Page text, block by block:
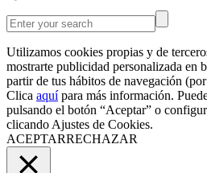
Utilizamos cookies propias y de
mostrarte publicidad personalizada en
partir de tus hábitos de navegación
Clica aquípara más información.
pulsando el botón “Aceptar” o
clicando Ajustes de Cookies.
ACEPTARRECHAZAR